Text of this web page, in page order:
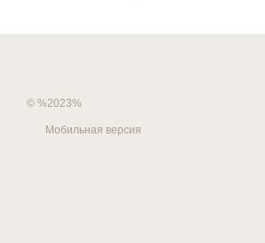
© %2023%
Мобильная версия